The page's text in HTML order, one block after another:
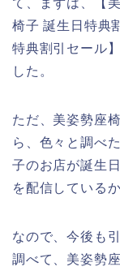
椅子 誕生日特典
特典割引セール
した。
ただ、美姿勢座
ら、色々と調べ
子のお店が誕生
を配信している
なので、今後も
調べて、美姿勢